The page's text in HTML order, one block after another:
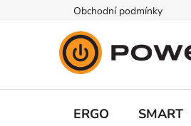
Obchodní podmínky
ERGO SMART